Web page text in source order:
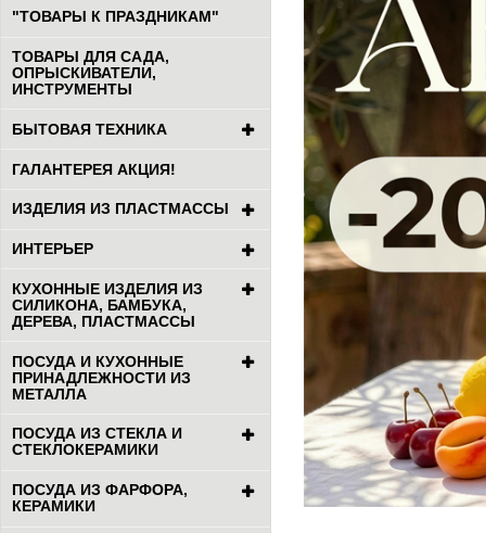
"ТОВАРЫ К ПРАЗДНИКАМ"
ТОВАРЫ ДЛЯ САДА,
ОПРЫСКИВАТЕЛИ,
ИНСТРУМЕНТЫ
БЫТОВАЯ ТЕХНИКА
ГАЛАНТЕРЕЯ АКЦИЯ!
ИЗДЕЛИЯ ИЗ ПЛАСТМАССЫ
ИНТЕРЬЕР
КУХОННЫЕ ИЗДЕЛИЯ ИЗ
СИЛИКОНА, БАМБУКА,
ДЕРЕВА, ПЛАСТМАССЫ
ПОСУДА И КУХОННЫЕ
ПРИНАДЛЕЖНОСТИ ИЗ
МЕТАЛЛА
ПОСУДА ИЗ СТЕКЛА И
СТЕКЛОКЕРАМИКИ
ПОСУДА ИЗ ФАРФОРА,
КЕРАМИКИ